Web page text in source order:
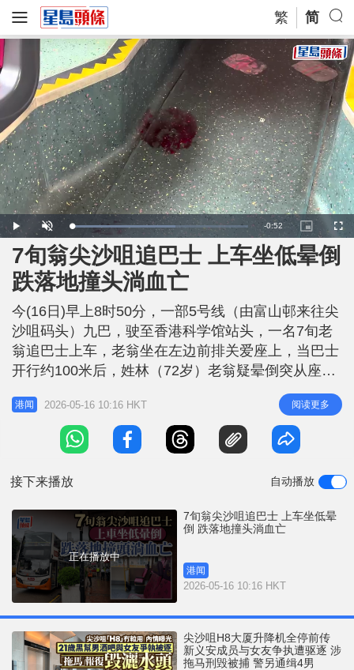
繁 简
P
l
y
U
n
m
u
t
e
L
o
a
d
e
d
:
5
9
1
4
%
R
e
i
n
e
-0:52
P
i
c
t
u
r
-
P
i
c
u
r
e
F
u
l
7旬翁尖沙咀追巴士 上车坐低晕倒
跌落地撞头淌血亡
今(16日)早上8时50分，一部5号线（由富山邨来往尖
沙咀码头）九巴，驶至香港科学馆站头，一名7旬老
翁追巴士上车，老翁坐在左边前排关爱座上，当巴士
开行约100米后，姓林（72岁）老翁疑晕倒突从座位
上向右跌落车厢中间通道，头部著地淌血，昏迷不
醒，车长获悉后将车停在漆咸道南125号对开，报警
求助。救护员到场将林伯送往伊利沙伯医院，惜经抢
救后不治。 据巴士上乘客表示，当时巴士正常车
港闻 2026-05-16 10:16 HKT 阅读更多
接下来播放 自动播放
正在播放中
7旬翁尖沙咀追巴士 上车坐低晕
倒 跌落地撞头淌血亡
港闻
2026-05-16 10:16 HKT
尖沙咀H8大厦升降机全停前传
新义安成员与女友争执遭驱逐 涉
拖马刑毁被捕 警另通缉4男